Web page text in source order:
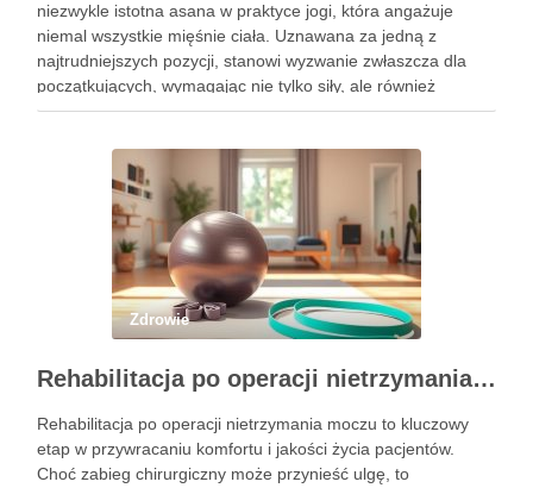
niezwykle istotna asana w praktyce jogi, która angażuje
niemal wszystkie mięśnie ciała. Uznawana za jedną z
najtrudniejszych pozycji, stanowi wyzwanie zwłaszcza dla
początkujących, wymagając nie tylko siły, ale również
precyzyjnego ustawienia ciała. Właściwe wykonanie tej
Zdrowie
Rehabilitacja po operacji nietrzymania moczu – kluczowe informacje i ćwiczenia
Rehabilitacja po operacji nietrzymania moczu to kluczowy
etap w przywracaniu komfortu i jakości życia pacjentów.
Choć zabieg chirurgiczny może przynieść ulgę, to